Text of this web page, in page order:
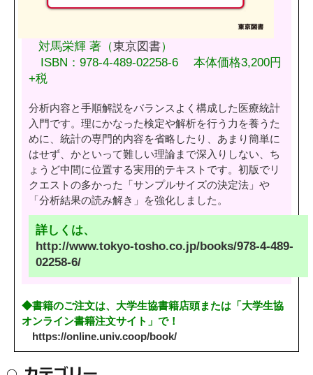
対馬栄輝 著（東京図書）
ISBN：978-4-489-02258-6 本体価格3,200円
+税
分析内容と手順解説をバランスよく構成した医療統計
入門です。理にかなった検定や解析を行う力を養うた
めに、統計の専門的内容を省略したり、あまり簡単に
はせず、かといって難しい理論まで深入りしない、ち
ょうど中間に位置する実用的テキストです。初版でリ
クエストの多かった「サンプルサイズの決定法」や
「分析結果の読み解き」を強化しました。
詳しくは、
http://www.tokyo-tosho.co.jp/books/978-4-489-
02258-6/
◆書籍のご注文は、大学生協書籍店頭または「大学生協
オンライン書籍注文サイト」で！
https://online.univ.coop/book/